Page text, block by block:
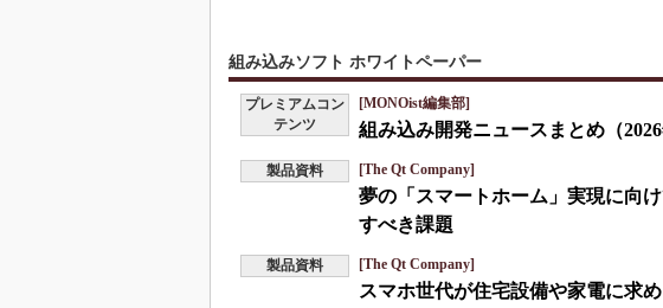
組み込みソフト ホワイトペーパー
プレミアムコン
テンツ
[MONOist編集部]
組み込み開発ニュースまとめ（2026
製品資料 [The Qt Company]
夢の「スマートホーム」実現に向
すべき課題
製品資料 [The Qt Company]
スマホ世代が住宅設備や家電に求